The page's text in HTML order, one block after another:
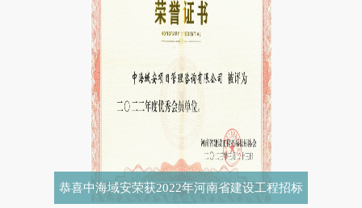
恭喜中海域安荣获2022年河南省建设工程招标